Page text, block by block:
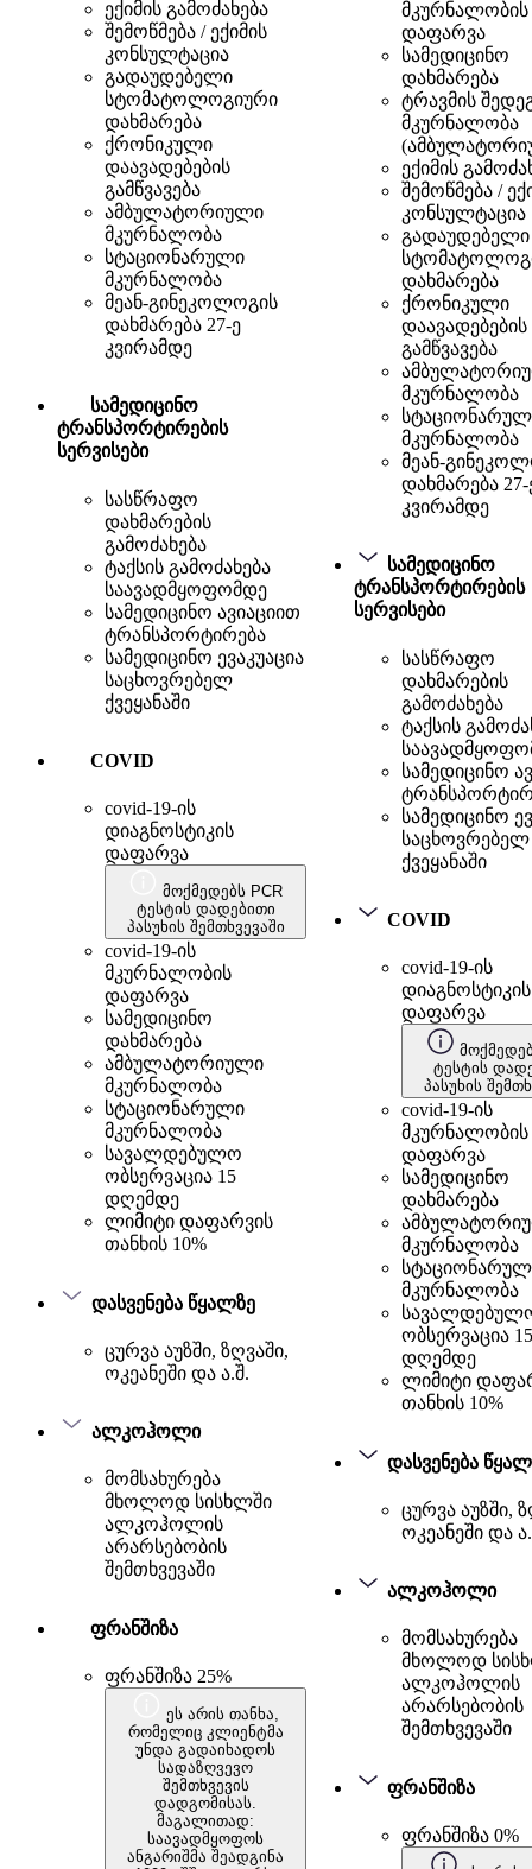
ექიმის გამოძახება
შემოწმება / ექიმის
კონსულტაცია
გადაუდებელი
სტომატოლოგიური
დახმარება
ქრონიკული
დაავადებების
გამწვავება
ამბულატორიული
მკურნალობა
სტაციონარული
მკურნალობა
მეან-გინეკოლოგის
დახმარება 27-ე
კვირამდე
სამედიცინო
ტრანსპორტირების
სერვისები
სასწრაფო
დახმარების
გამოძახება
ტაქსის გამოძახება
საავადმყოფომდე
სამედიცინო ავიაციით
ტრანსპორტირება
სამედიცინო ევაკუაცია
საცხოვრებელ
ქვეყანაში
COVID
covid-19-ის
დიაგნოსტიკის
დაფარვა
მოქმედებს PCR
ტესტის დადებითი
პასუხის შემთხვევაში
covid-19-ის
მკურნალობის
დაფარვა
სამედიცინო
დახმარება
ამბულატორიული
მკურნალობა
სტაციონარული
მკურნალობა
სავალდებულო
ობსერვაცია 15
დღემდე
ლიმიტი დაფარვის
თანხის 10%
დასვენება წყალზე
ცურვა აუზში, ზღვაში,
ოკეანეში და ა.შ.
ალკოჰოლი
მომსახურება
მხოლოდ სისხლში
ალკოჰოლის
არარსებობის
შემთხვევაში
ფრანშიზა
ფრანშიზა 25%
ეს არის თანხა,
რომელიც კლიენტმა
უნდა გადაიხადოს
სადაზღვევო
შემთხვევის
დადგომისას.
მაგალითად:
საავადმყოფოს
ანგარიშმა შეადგინა
მკურნალობის
დაფარვა
სამედიცინო
დახმარება
ტრავმის
მკურნალობა
ექიმის
შემოწმება /
კონსულტაცია
გადაუდებელი
დახმარება
ქრონიკული
დაავადებების
გამწვავება
მკურნალობა
მკურნალობა
მეან-
დახმარება 27-
კვირამდე
სამედიცინო
ტრანსპორტირების
სერვისები
სასწრაფო
დახმარების
გამოძახება
ტაქსის
სამედიცინო
სამედიცინო
საცხოვრებელ
ქვეყანაში
COVID
covid-19-ის
დიაგნოსტიკის
დაფარვა
ტესტის
პასუხის
covid-19-ის
მკურნალობის
დაფარვა
სამედიცინო
დახმარება
მკურნალობა
მკურნალობა
ობსერვაცია 15
დღემდე
ლიმიტი
თანხის 10%
დასვენება
ცურვა აუზში,
ოკეანეში და
ალკოჰოლი
მომსახურება
მხოლოდ
ალკოჰოლის
არარსებობის
შემთხვევაში
ფრანშიზა
ფრანშიზა 0%